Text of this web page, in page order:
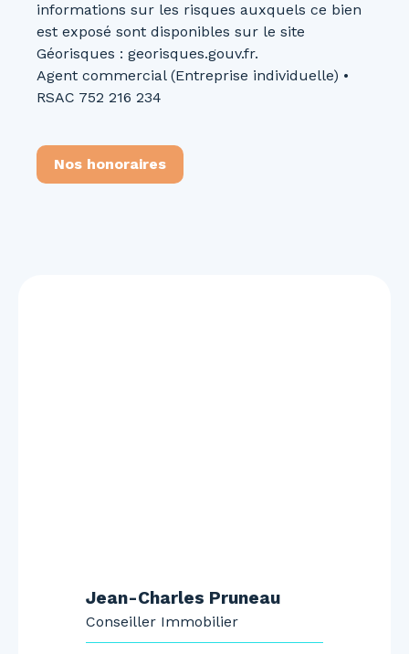
informations sur les risques auxquels ce bien
est exposé sont disponibles sur le site
Géorisques : georisques.gouv.fr.
Agent commercial (Entreprise individuelle) •
RSAC 752 216 234
Nos honoraires
Jean-Charles Pruneau
Conseiller Immobilier